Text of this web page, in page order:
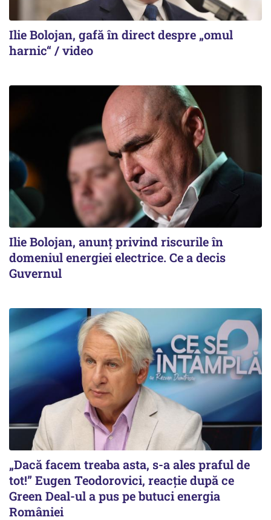
Ilie Bolojan, gafă în direct despre „omul
harnic“ / video
Ilie Bolojan, anunț privind riscurile în
domeniul energiei electrice. Ce a decis
Guvernul
„Dacă facem treaba asta, s-a ales praful de
tot!” Eugen Teodorovici, reacție după ce
Green Deal-ul a pus pe butuci energia
României